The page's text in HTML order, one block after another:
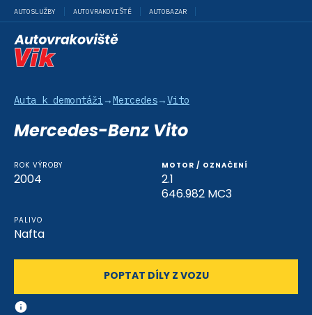
AUTOSLUŽBY AUTOVRAKOVIŠTĚ AUTOBAZAR
Auta k demontáži →Mercedes→Vito
Mercedes-Benz Vito
ROK VÝROBY
2004
MOTOR / OZNAČENÍ
2.1
646.982 MC3
PALIVO
Nafta
POPTAT DÍLY Z VOZU